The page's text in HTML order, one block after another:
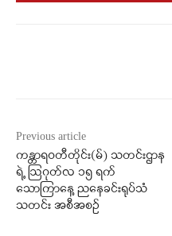
Previous article
ကန္တာရဝတီတိုင်း(မ်) သတင်းဌာန
ရဲ့ ဩဂုတ်လ ၁၅ ရက်
သောကြာနေ့ ညနေခင်းရုပ်သံ
သတင်း အစီအစဉ်